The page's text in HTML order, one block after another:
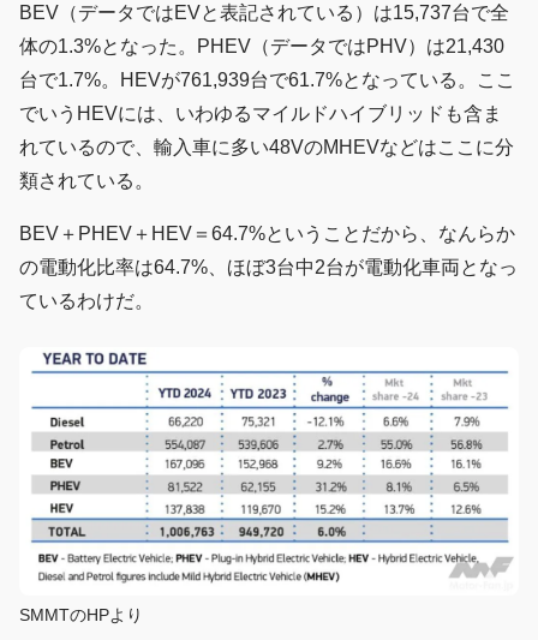
BEV（データではEVと表記されている）は15,737台で全
体の1.3%となった。PHEV（データではPHV）は21,430
台で1.7%。HEVが761,939台で61.7%となっている。ここ
でいうHEVには、いわゆるマイルドハイブリッドも含ま
れているので、輸入車に多い48VのMHEVなどはここに分
類されている。
BEV＋PHEV＋HEV＝64.7%ということだから、なんらか
の電動化比率は64.7%、ほぼ3台中2台が電動化車両となっ
ているわけだ。
SMMTのHPより